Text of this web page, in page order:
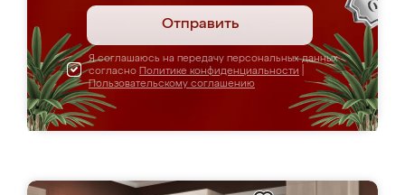
Отправить
Я соглашаюсь на передачу персональных данных
согласно Политике конфиденциальности
Пользовательскому соглашению